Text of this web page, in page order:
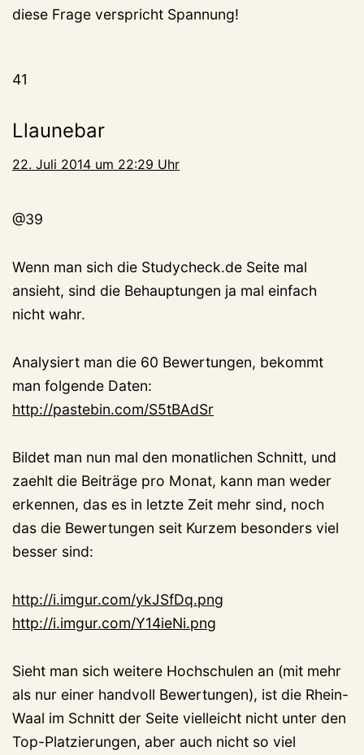
diese Frage verspricht Spannung!
41
Llaunebar
22. Juli 2014 um 22:29 Uhr
@39
Wenn man sich die Studycheck.de Seite mal
ansieht, sind die Behauptungen ja mal einfach
nicht wahr.
Analysiert man die 60 Bewertungen, bekommt
man folgende Daten:
http://pastebin.com/S5tBAdSr
Bildet man nun mal den monatlichen Schnitt, und
zaehlt die Beiträge pro Monat, kann man weder
erkennen, das es in letzte Zeit mehr sind, noch
das die Bewertungen seit Kurzem besonders viel
besser sind:
http://i.imgur.com/ykJSfDq.png
http://i.imgur.com/Y14ieNi.png
Sieht man sich weitere Hochschulen an (mit mehr
als nur einer handvoll Bewertungen), ist die Rhein-
Waal im Schnitt der Seite vielleicht nicht unter den
Top-Platzierungen, aber auch nicht so viel